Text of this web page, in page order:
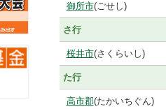
御所市(ごせし)
さ行
桜井市(さくらいし)
た行
高市郡(たかいちぐん)